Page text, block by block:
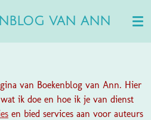
VAN ANN
van Boekenblog van Ann. Hier
ik doe en hoe ik je van dienst
en bied services aan voor auteurs